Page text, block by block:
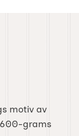
motiv av
600-grams